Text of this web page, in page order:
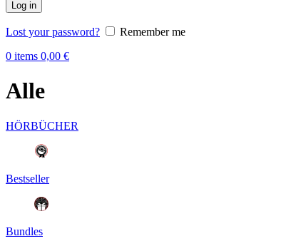
Log in
Lost your password?
Remember me
0 items 0,00 €
Alle
HÖRBÜCHER
Bestseller
Bundles